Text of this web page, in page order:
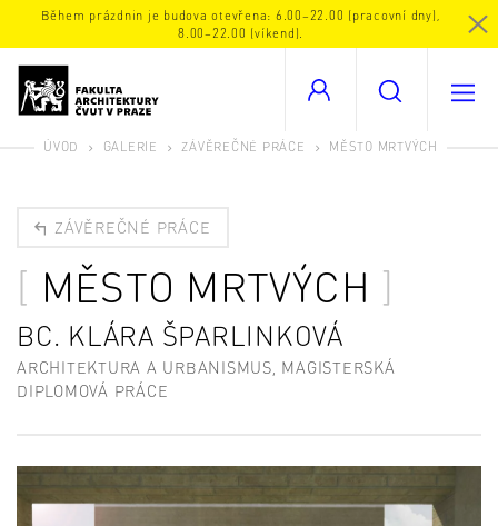
Během prázdnin je budova otevřena: 6.00–22.00 (pracovní dny),
8.00–22.00 (víkend).
ÚVOD GALERIE ZÁVĚREČNÉ PRÁCE MĚSTO MRTVÝCH
ZÁVĚREČNÉ PRÁCE
MĚSTO MRTVÝCH
BC. KLÁRA ŠPARLINKOVÁ
ARCHITEKTURA A URBANISMUS, MAGISTERSKÁ
DIPLOMOVÁ PRÁCE